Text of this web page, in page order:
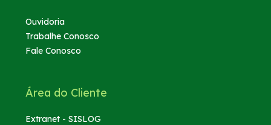
Ouvidoria
Trabalhe Conosco
Fale Conosco
Área do Cliente
Extranet - SISLOG